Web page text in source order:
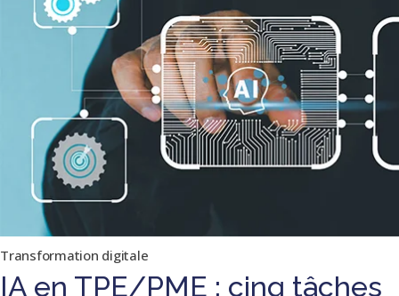
Transformation digitale
IA en TPE/PME : cinq tâches